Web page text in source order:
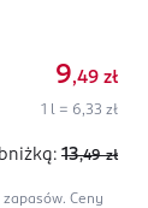
9,49 zł
1 l = 6,33 zł
13,49 zł
Ceny